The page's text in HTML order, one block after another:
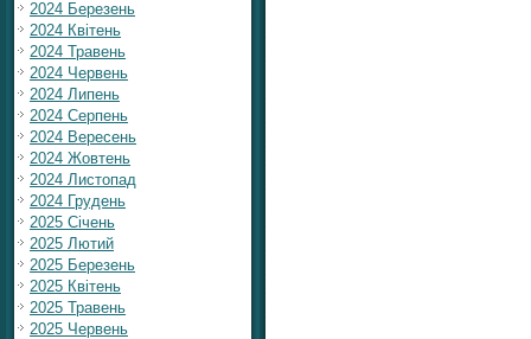
2024 Березень
2024 Квітень
2024 Травень
2024 Червень
2024 Липень
2024 Серпень
2024 Вересень
2024 Жовтень
2024 Листопад
2024 Грудень
2025 Січень
2025 Лютий
2025 Березень
2025 Квітень
2025 Травень
2025 Червень